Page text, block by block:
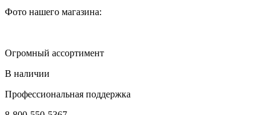
Фото нашего магазина:
Огромный ассортимент
В наличии
Профессиональная поддержка